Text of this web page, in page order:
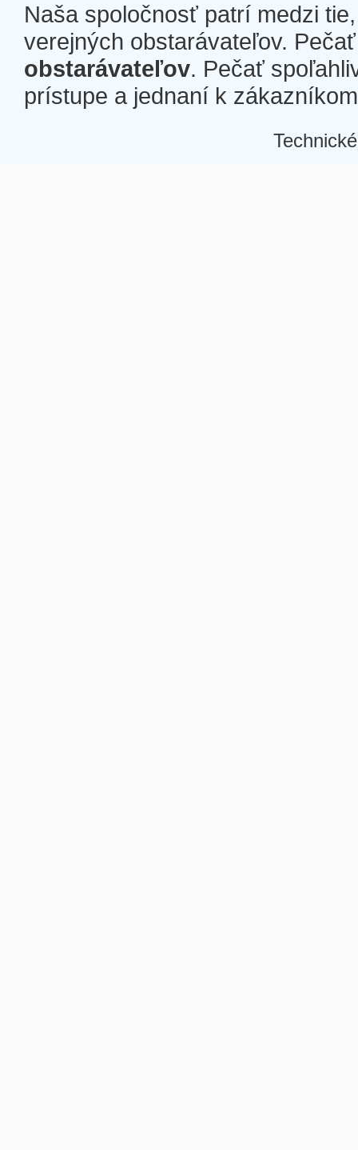
Naša spoločnosť patrí medzi
verejných obstarávateľov.
obstarávateľov. Pečať
prístupe a jednaní k